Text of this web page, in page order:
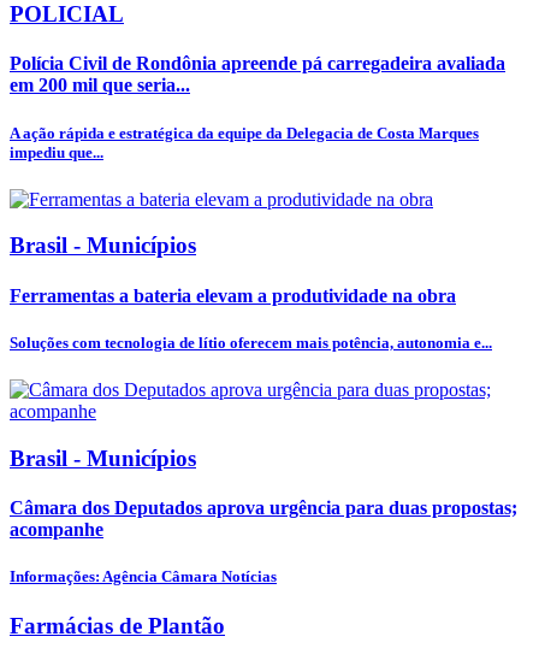
POLICIAL
Polícia Civil de Rondônia apreende pá carregadeira avaliada
em 200 mil que seria...
A ação rápida e estratégica da equipe da Delegacia de Costa Marques
impediu que...
Brasil - Municípios
Ferramentas a bateria elevam a produtividade na obra
Soluções com tecnologia de lítio oferecem mais potência, autonomia e...
Brasil - Municípios
Câmara dos Deputados aprova urgência para duas propostas;
acompanhe
Informações: Agência Câmara Notícias
Farmácias de Plantão